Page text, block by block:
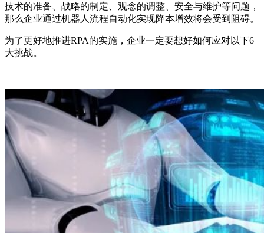
技术的准备、战略的制定、观念的调整、安全与维护等问题，
那么企业通过机器人流程自动化实现降本增效将会受到阻碍。
为了更好地推进RPA的实施，企业一定要想好如何应对以下6
大挑战。